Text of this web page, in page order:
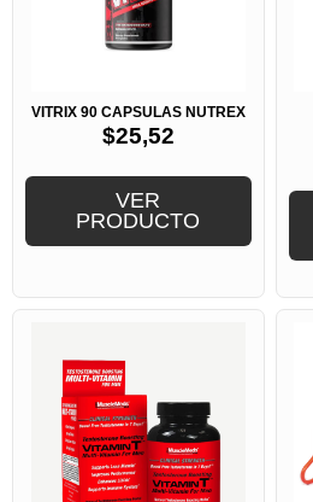
VITRIX 90 CAPSULAS NUTREX
$25,52
VER
PRODUCTO